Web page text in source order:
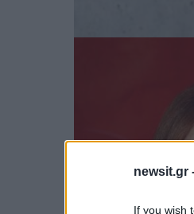
newsit.gr
If you wish